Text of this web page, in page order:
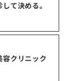
て決める。
クリニック